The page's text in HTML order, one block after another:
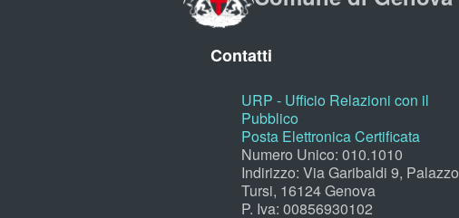
Contatti
URP - Ufficio Relazioni con il
Pubblico
Posta Elettronica Certificata
Numero Unico: 010.1010
Indirizzo: Via Garibaldi 9, Palazzo
Tursi, 16124 Genova
P. Iva: 00856930102